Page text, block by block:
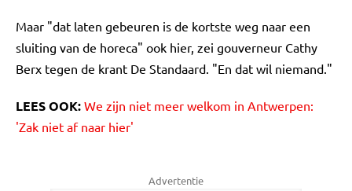
Maar "dat laten gebeuren is de kortste weg naar een
sluiting van de horeca" ook hier, zei gouverneur Cathy
Berx tegen de krant De Standaard. "En dat wil niemand."
LEES OOK: We zijn niet meer welkom in Antwerpen:
'Zak niet af naar hier'
Advertentie